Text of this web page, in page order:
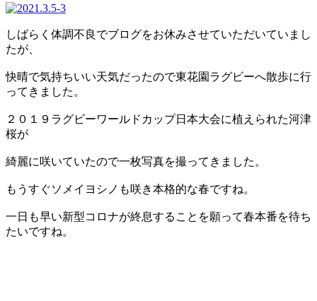
しばらく体調不良でブログをお休みさせていただいていまし
たが、
快晴で気持ちいい天気だったので東花園ラグビーへ散歩に行
ってきました。
２０１９ラグビーワールドカップ日本大会に植えられた河津
桜が
綺麗に咲いていたので一枚写真を撮ってきました。
もうすぐソメイヨシノも咲き本格的な春ですね。
一日も早い新型コロナが終息することを願って春本番を待ち
たいですね。